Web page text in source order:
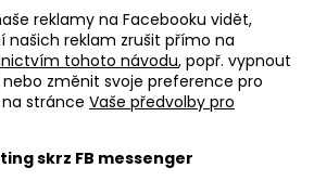
reklamy na Facebooku vidět,
našich reklam zrušit přímo na
tohoto návodu, popř. vypnout
nebo změnit svoje preference pro
stránce Vaše předvolby pro
skrz FB messenger